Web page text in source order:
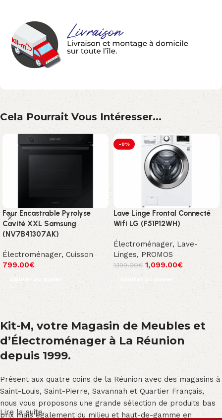
Cela Pourrait Vous Intéresser...
Four Encastrable Pyrolyse
Cavité XXL Samsung
(NV7B41307AK)
Électroménager, Cuisson
799.00€
Ajouter au panier
-8%
Lave Linge Frontal Connecté
Wifi LG (F51P12WH)
Électroménager, Lave-
Linges, PROMOS
1,199.00€ 1,099.00€
Ajouter au panier
Kit-M, votre Magasin de Meubles et
d’Électroménager à La Réunion
depuis 1999.
Présent aux quatre coins de la Réunion avec des magasins à
Saint-Louis, Saint-Pierre, Savannah et Quartier Français,
nous vous proposons une grande sélection de produits bas
prix mais également du milieu et haut-de-gamme en
Lire la suite